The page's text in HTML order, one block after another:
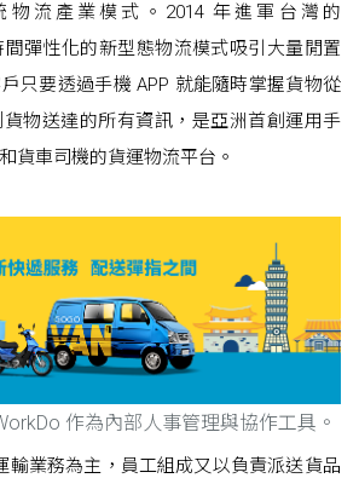
物流產業模式。2014 年進軍台灣的
間彈性化的新型態物流模式吸引大量閒置
只要透過手機 APP 就能隨時掌握貨物從
物送達的所有資訊，是亞洲首創運用手
貨車司機的貨運物流平台。
作為內部人事管理與協作工具。
輸業務為主，員工組成又以負責派送貨品